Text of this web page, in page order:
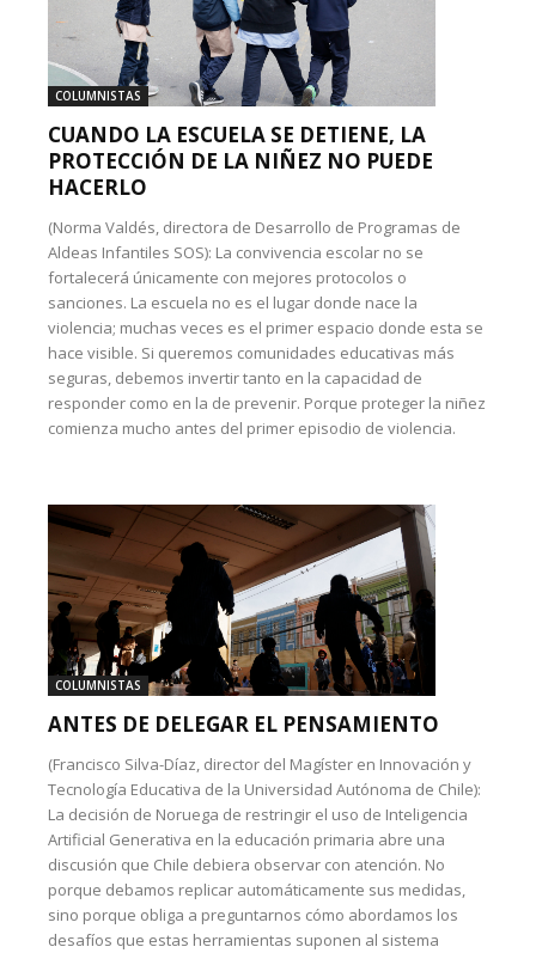
COLUMNISTAS
CUANDO LA ESCUELA SE DETIENE, LA
PROTECCIÓN DE LA NIÑEZ NO PUEDE
HACERLO
(Norma Valdés, directora de Desarrollo de Programas de
Aldeas Infantiles SOS): La convivencia escolar no se
fortalecerá únicamente con mejores protocolos o
sanciones. La escuela no es el lugar donde nace la
violencia; muchas veces es el primer espacio donde esta se
hace visible. Si queremos comunidades educativas más
seguras, debemos invertir tanto en la capacidad de
responder como en la de prevenir. Porque proteger la niñez
comienza mucho antes del primer episodio de violencia.
COLUMNISTAS
ANTES DE DELEGAR EL PENSAMIENTO
(Francisco Silva-Díaz, director del Magíster en Innovación y
Tecnología Educativa de la Universidad Autónoma de Chile):
La decisión de Noruega de restringir el uso de Inteligencia
Artificial Generativa en la educación primaria abre una
discusión que Chile debiera observar con atención. No
porque debamos replicar automáticamente sus medidas,
sino porque obliga a preguntarnos cómo abordamos los
desafíos que estas herramientas suponen al sistema